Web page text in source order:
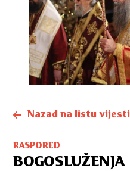
Nazad na listu vijesti
RASPORED
BOGOSLUŽENJA